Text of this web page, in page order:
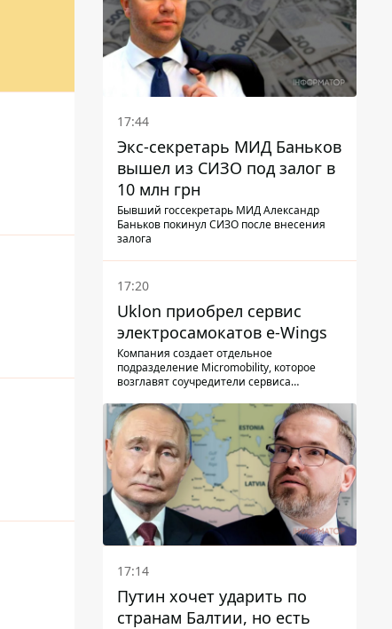
17:44
Экс-секретарь МИД Баньков
вышел из СИЗО под залог в
10 млн грн
Бывший госсекретарь МИД Александр
Баньков покинул СИЗО после внесения
залога
17:20
Uklon приобрел сервис
электросамокатов e-Wings
Компания создает отдельное
подразделение Micromobility, которое
возглавят соучредители сервиса
17:14
Путин хочет ударить по
странам Балтии, но есть